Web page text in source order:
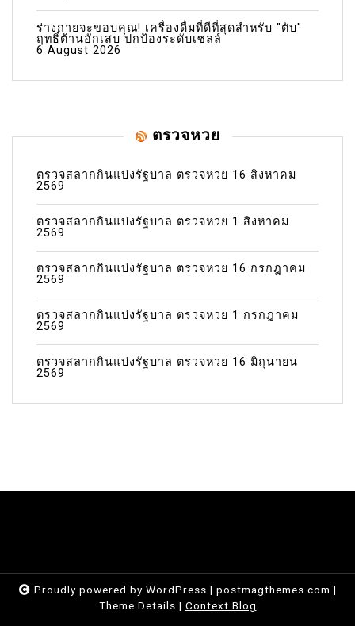
ร่างกายจะขอบคุณ! เครื่องดื่มที่ดีที่สุดสำหรับ "ตับ"
ฤทธิ์ต้านอักเสบ ปกป้องระดับเซลล์
6 August 2026
ตรวจหวย
ตรวจสลากกินแบ่งรัฐบาล ตรวจหวย 16 สิงหาคม
2569
ตรวจสลากกินแบ่งรัฐบาล ตรวจหวย 1 สิงหาคม
2569
ตรวจสลากกินแบ่งรัฐบาล ตรวจหวย 16 กรกฎาคม
2569
ตรวจสลากกินแบ่งรัฐบาล ตรวจหวย 1 กรกฎาคม
2569
ตรวจสลากกินแบ่งรัฐบาล ตรวจหวย 16 มิถุนายน
2569
Proudly powered by WordPress | postmagthemes.com |
Theme Details | Context Blog